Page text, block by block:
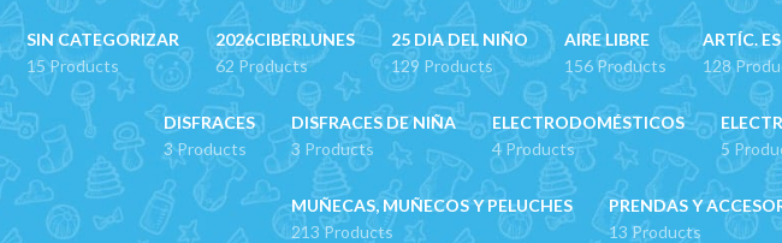
SIN CATEGORIZAR
15 Products
2026CIBERLUNES
62 Products
25 DIA DEL NIÑO
129 Products
AIRE LIBRE
156 Products
ARTÍC.
128
DISFRACES
3 Products
DISFRACES DE NIÑA
3 Products
ELECTRODOMÉSTICOS
4 Products
5
MUÑECAS, MUÑECOS Y PELUCHES
213 Products
PRENDAS Y
13 Products